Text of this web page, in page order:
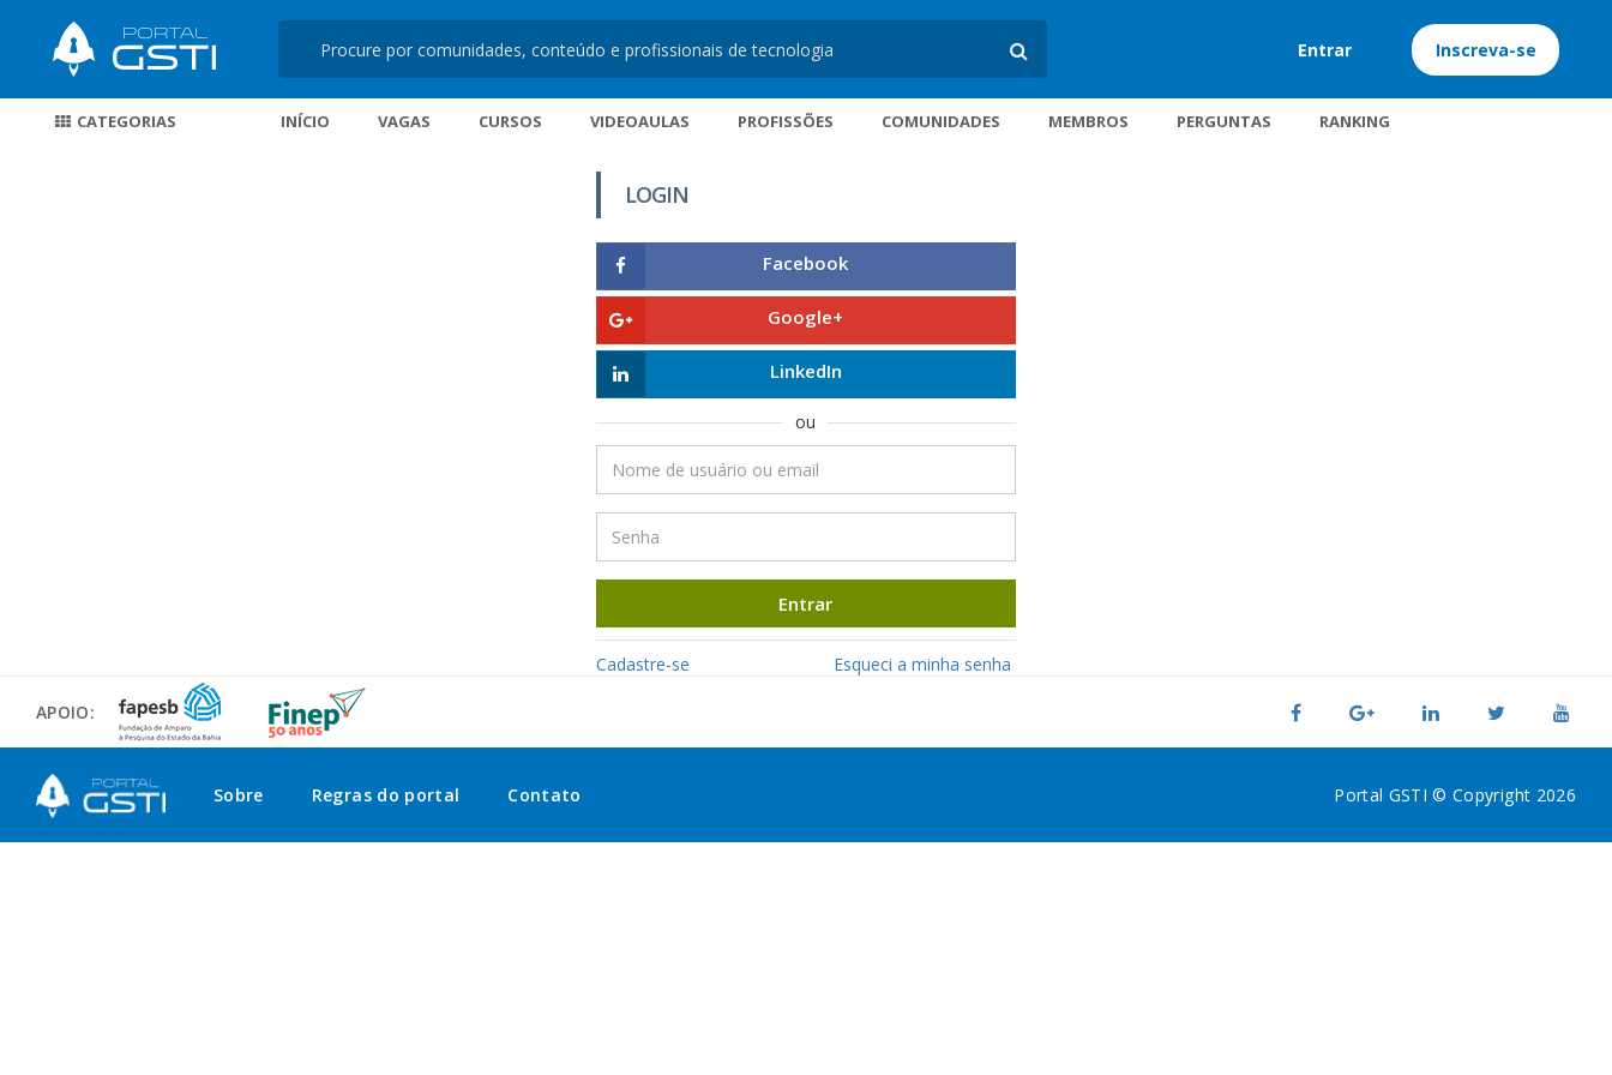
Entrar Inscreva-se
CATEGORIAS INÍCIO VAGAS CURSOS VIDEOAULAS PROFISSÕES COMUNIDADES MEMBROS PERGUNTAS RANKING
LOGIN
Facebook
Google+
LinkedIn
ou
Entrar
Cadastre-se Esqueci a minha senha
APOIO:
Sobre Regras do portal Contato Portal GSTI © Copyright 2026